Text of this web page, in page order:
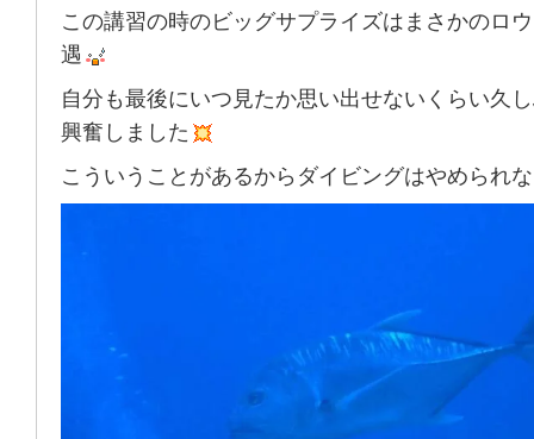
この講習の時のビッグサプライズはまさかのロ
遇
自分も最後にいつ見たか思い出せないくらい久
興奮しました
こういうことがあるからダイビングはやめられ